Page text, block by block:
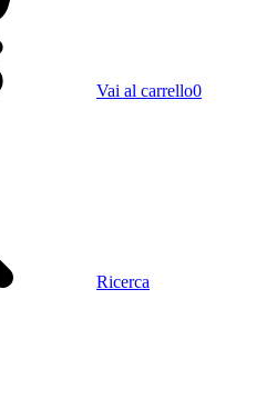
Vai al carrello0
Ricerca